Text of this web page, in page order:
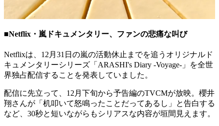
■Netflix・嵐ドキュメンタリー、ファンの悲痛な叫び
Netflixは、12月31日の嵐の活動休止までを追うオリジナルド
キュメンタリーシリーズ「ARASHI's Diary -Voyage-」を全世
界独占配信することを発表していました。
配信に先立って、12月下旬から予告編のTVCMが放映。櫻井
翔さんが「机叩いて怒鳴ったことだってあるし」と告白する
など、30秒と短いながらもシリアスな内容が垣間見えます。